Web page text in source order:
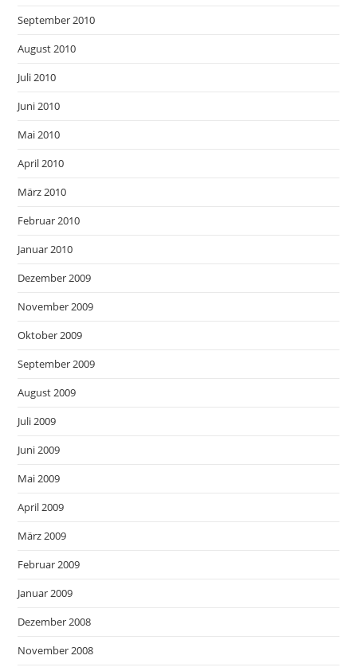
September 2010
August 2010
Juli 2010
Juni 2010
Mai 2010
April 2010
März 2010
Februar 2010
Januar 2010
Dezember 2009
November 2009
Oktober 2009
September 2009
August 2009
Juli 2009
Juni 2009
Mai 2009
April 2009
März 2009
Februar 2009
Januar 2009
Dezember 2008
November 2008